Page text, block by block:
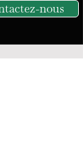
nous